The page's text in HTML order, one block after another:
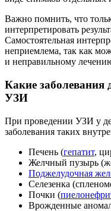
Важно помнить, что
интерпретировать
Самостоятельная
неприемлема, так как
и неправильному
Какие
УЗИ
При проведении УЗИ у
заболевания таких
Печень (гепатит,
Желчный пузырь
Поджелудочная
Селезенка
Почки (
Врожденные